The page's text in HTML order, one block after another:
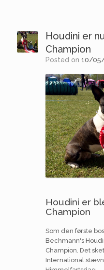
Houdini er
Champion
Posted on 10/
Houdini er
Champion
Som den første
Bechmann's
Champion. Det
International